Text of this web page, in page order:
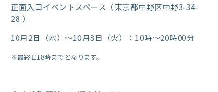
正面入口イベントスペース（東京都中野区中野3-34-
28 ）
10月2日（水）～10月8日（火）：10時～20時00分
※最終日18時までとなります。